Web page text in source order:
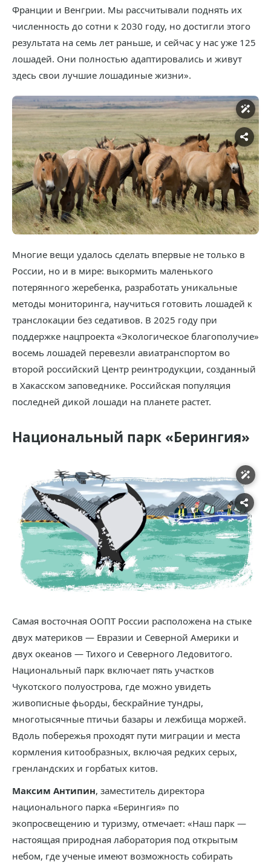
Франции и Венгрии. Мы рассчитывали поднять их
численность до сотни к 2030 году, но достигли этого
результата на семь лет раньше, и сейчас у нас уже 125
лошадей. Они полностью адаптировались и живут
здесь свои лучшие лошадиные жизни».
Многие вещи удалось сделать впервые не только в
России, но и в мире: выкормить маленького
потерянного жеребенка, разработать уникальные
методы мониторинга, научиться готовить лошадей к
транслокации без седативов. В 2025 году при
поддержке нацпроекта «Экологическое благополучие»
восемь лошадей перевезли авиатранспортом во
второй российский Центр реинтродукции, созданный
в Хакасском заповеднике. Российская популяция
последней дикой лошади на планете растет.
Национальный парк «Берингия»
Самая восточная ООПТ России расположена на стыке
двух материков — Евразии и Северной Америки и
двух океанов — Тихого и Северного Ледовитого.
Национальный парк включает пять участков
Чукотского полуострова, где можно увидеть
живописные фьорды, бескрайние тундры,
многотысячные птичьи базары и лежбища моржей.
Вдоль побережья проходят пути миграции и места
кормления китообразных, включая редких серых,
гренландских и горбатых китов.
Максим Антипин, заместитель директора
национального парка «Берингия» по
экопросвещению и туризму, отмечает: «Наш парк —
настоящая природная лаборатория под открытым
небом, где ученые имеют возможность собирать